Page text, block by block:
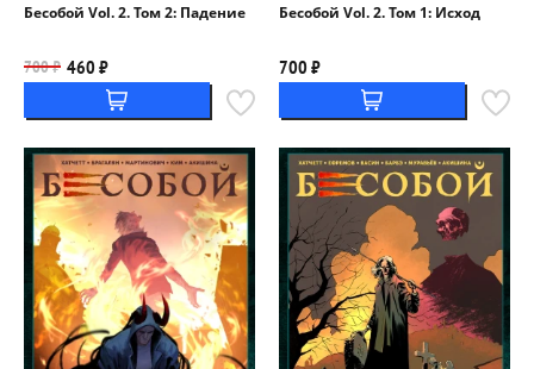
Бесобой Vol. 2. Том 2: Падение
700 ₽ 460 ₽
Бесобой Vol. 2. Том 1: Исход
700 ₽